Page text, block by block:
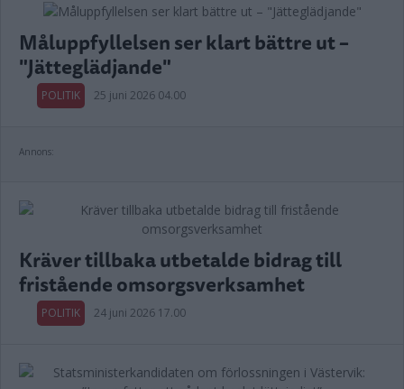
Måluppfyllelsen ser klart bättre ut –
"Jätteglädjande"
POLITIK 25 juni 2026 04.00
Annons:
Kräver tillbaka utbetalde bidrag till
fristående omsorgsverksamhet
POLITIK 24 juni 2026 17.00